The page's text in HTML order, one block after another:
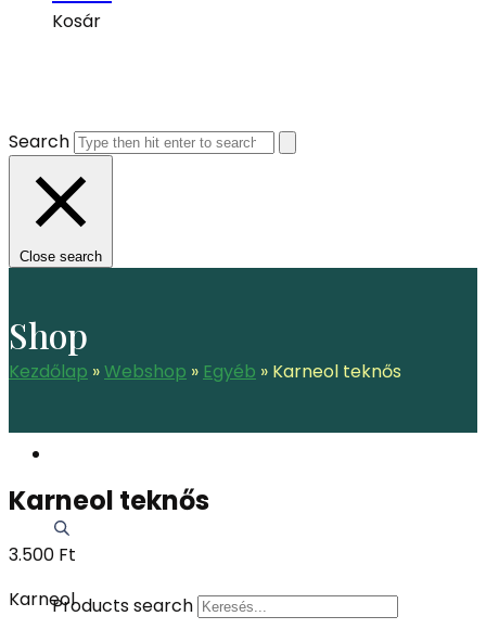
Kosár
Products search
Search
Close search
Shop
Kezdőlap »Webshop » Egyéb » Karneol teknős
Karneol teknős
3.500 Ft
Karneol